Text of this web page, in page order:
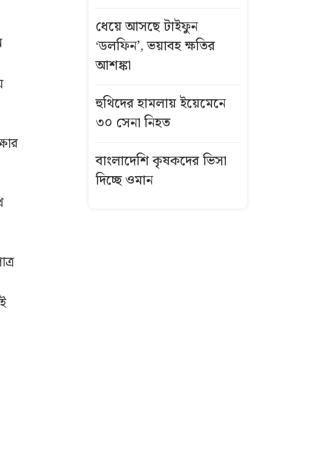
কে এই থমসন?
বিমানবন্দরের
ভিডিও ভাইরাল
একসঙ্গে ধরা
ইলিশ
ধেয়ে আসছে টাইফুন
‘ডলফিন’, ভয়াবহ ক্ষতির
আশঙ্কা
হুথিদের হামলায় ইয়েমেনে
৩০ সেনা নিহত
বাংলাদেশি কৃষকদের ভিসা
দিচ্ছে ওমান